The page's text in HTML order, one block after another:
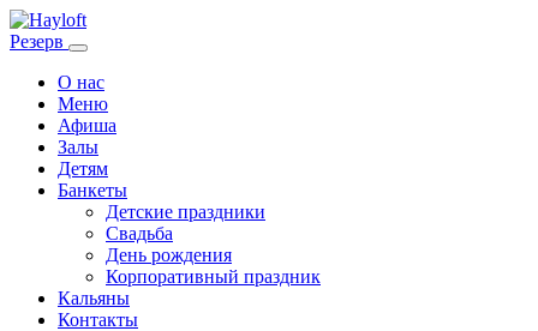
Резерв
О нас
Меню
Афиша
Залы
Детям
Банкеты
Детские праздники
Свадьба
День рождения
Корпоративный праздник
Кальяны
Контакты